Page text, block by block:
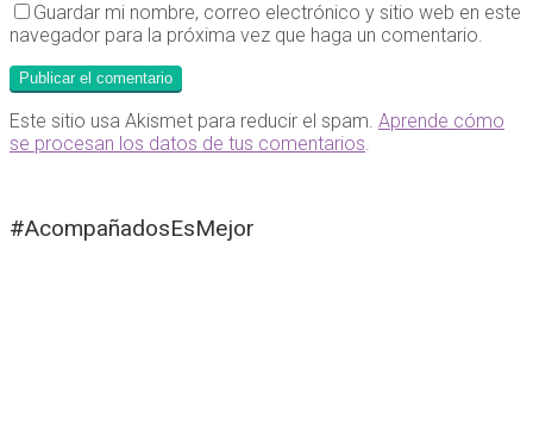
Guardar mi nombre, correo electrónico y sitio web en este
navegador para la próxima vez que haga un comentario.
Este sitio usa Akismet para reducir el spam. Aprende cómo
se procesan los datos de tus comentarios
#AcompañadosEsMejor